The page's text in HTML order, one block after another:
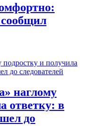
сообщил
наглому
ответку: в
до